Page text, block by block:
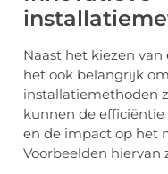
Naast het kiezen
het ook belangrijk
installatiemethoden
kunnen de
en de impact op het
Voorbeelden hiervan